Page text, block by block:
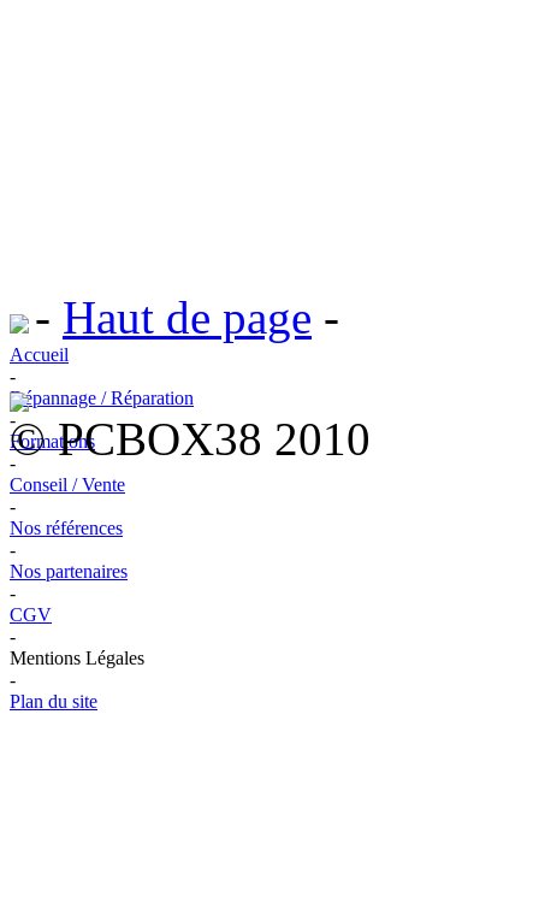
- Haut de page -
Accueil
-
Dépannage / Réparation
-
Formations
-
Conseil / Vente
-
Nos références
-
Nos partenaires
-
CGV
-
Mentions Légales
-
Plan du site
© PCBOX38 2010